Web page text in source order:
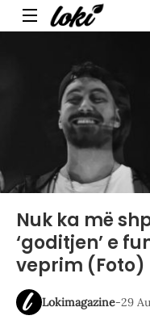
Menu
Nuk ka më
‘goditjen’ e
veprim (Foto)
Lokimagazine-29